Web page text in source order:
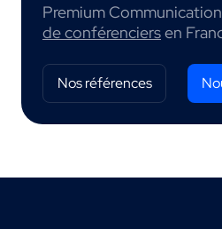
Premium
de conférenciersen
Nos références